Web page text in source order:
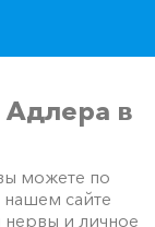
Адлера в
можете по
нашем сайте
нервы и личное